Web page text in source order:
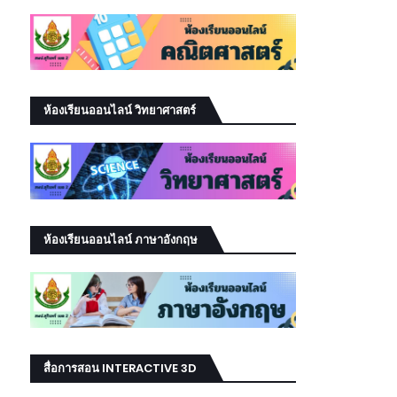
ห้องเรียนออนไลน์ วิทยาศาสตร์
ห้องเรียนออนไลน์ ภาษาอังกฤษ
สื่อการสอน INTERACTIVE 3D